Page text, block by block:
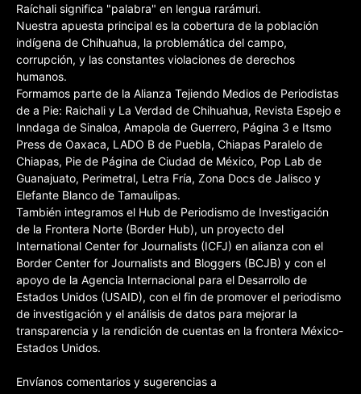
Raíchali significa "palabra" en lengua rarámuri.
Nuestra apuesta principal es la cobertura de la población
indígena de Chihuahua, la problemática del campo,
corrupción, y las constantes violaciones de derechos
humanos.
Formamos parte de la Alianza Tejiendo Medios de Periodistas
de a Pie: Raichali y La Verdad de Chihuahua, Revista Espejo e
Inndaga de Sinaloa, Amapola de Guerrero, Página 3 e Itsmo
Press de Oaxaca, LADO B de Puebla, Chiapas Paralelo de
Chiapas, Pie de Página de Ciudad de México, Pop Lab de
Guanajuato, Perimetral, Letra Fría, Zona Docs de Jalisco y
Elefante Blanco de Tamaulipas.
También integramos el Hub de Periodismo de Investigación
de la Frontera Norte (Border Hub), un proyecto del
International Center for Journalists (ICFJ) en alianza con el
Border Center for Journalists and Bloggers (BCJB) y con el
apoyo de la Agencia Internacional para el Desarrollo de
Estados Unidos (USAID), con el fin de promover el periodismo
de investigación y el análisis de datos para mejorar la
transparencia y la rendición de cuentas en la frontera México-
Estados Unidos.
Envíanos comentarios y sugerencias a